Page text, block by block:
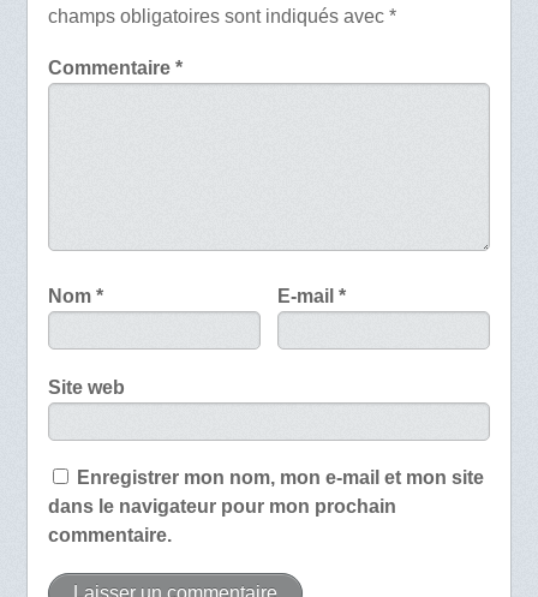
champs obligatoires sont indiqués avec *
Commentaire *
Nom * E-mail*
Site web
Enregistrer mon nom, mon e-mail et mon site
dans le navigateur pour mon prochain
commentaire.